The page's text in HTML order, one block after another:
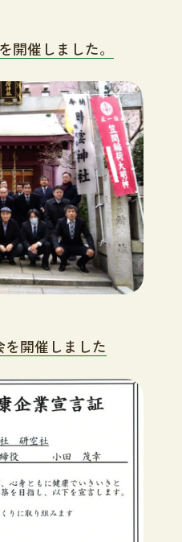
催しました。
開催しました